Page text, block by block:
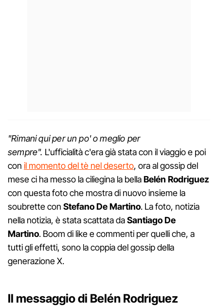
"Rimani qui per un po' o meglio per
sempre". L'ufficialità c'era già stata con il viaggio e poi
con il momento del tè nel deserto, ora al gossip del
mese ci ha messo la ciliegina la bellaBelén Rodriguez
con questa foto che mostra di nuovo insieme la
soubrette con Stefano De Martino. La foto, notizia
nella notizia, è stata scattata daSantiagoDe
Martino. Boom di like e commenti per quelli che, a
tutti gli effetti, sono la coppia del gossip della
generazione X.
Il messaggio di Belén Rodriguez